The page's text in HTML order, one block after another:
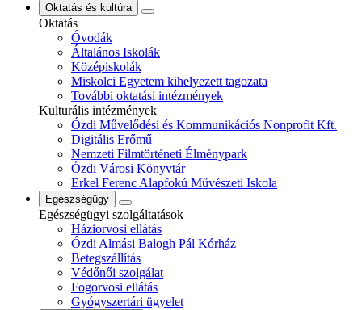
Oktatás és kultúra
Oktatás
Óvodák
Általános Iskolák
Középiskolák
Miskolci Egyetem kihelyezett tagozata
További oktatási intézmények
Kulturális intézmények
Ózdi Művelődési és Kommunikációs Nonprofit Kft.
Digitális Erőmű
Nemzeti Filmtörténeti Élménypark
Ózdi Városi Könyvtár
Erkel Ferenc Alapfokú Művészeti Iskola
Egészségügy
Egészségügyi szolgáltatások
Háziorvosi ellátás
Ózdi Almási Balogh Pál Kórház
Betegszállítás
Védőnői szolgálat
Fogorvosi ellátás
Gyógyszertári ügyelet